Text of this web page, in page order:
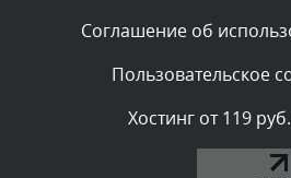
администратором.
Комментарий проверяется
Текст комментария будет виден
Соглашение об
Пользовательское
Хостинг от 119